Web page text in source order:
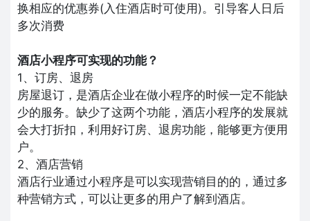
换相应的优惠券(入住酒店时可使用)。引导客人日后
多次消费
酒店小程序可实现的功能？
1、订房、退房
房屋退订，是酒店企业在做小程序的时候一定不能缺
少的服务。缺少了这两个功能，酒店小程序的发展就
会大打折扣，利用好订房、退房功能，能够更方便用
户。
2、酒店营销
酒店行业通过小程序是可以实现营销目的的，通过多
种营销方式，可以让更多的用户了解到酒店。